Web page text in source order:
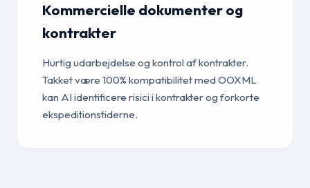
Kommercielle dokumenter og
kontrakter
Hurtig udarbejdelse og kontrol af kontrakter.
Takket være 100% kompatibilitet med OOXML
kan AI identificere risici i kontrakter og forkorte
ekspeditionstiderne.